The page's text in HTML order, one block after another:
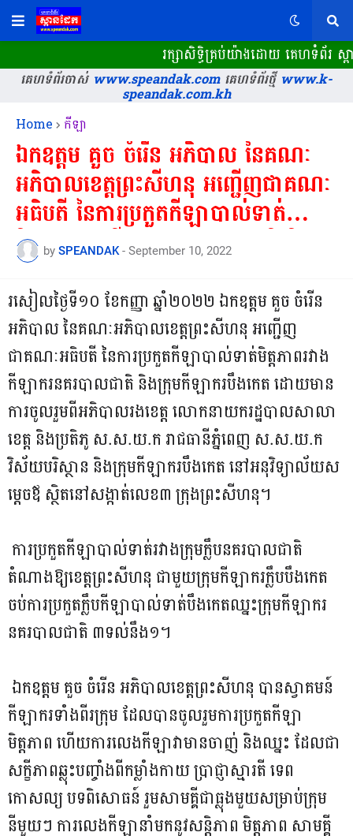
រក្សាសិទ្ធិគ្រប់យ៉ាងដោយ គេហទំព័រ ស្
គេហទំព័រចាស់www.speandak.comគេហទំព័រថ្មីwww.k-
speandak.com.kh
Home កីឡា
ឯកឧត្តម គួច ចំរើន អភិបាល នៃគណៈ
អភិបាលខេត្តព្រះសីហនុ អញ្ជើញជាគណៈ
អធិបតី នៃការប្រកួតកីឡាបាល់ទាត់
មិត្តភាពរវាងកីឡាករនគរបាលជាតិ និង
ក្រុមកីឡាករបឹងកេត ដោយមានការចូល
រួមពីអភិបាលរងខេត្ត លោកនាយករដ្ឋបាល
សាលាខេត្ត និងប្រតិភូ ស.ស.យ.ក
រាជធានីភ្នំពេញ...
by SPEANDAK - September 10, 2022
រសៀលថ្ងៃទី១០ ខែកញ្ញា ឆ្នាំ២០២២ ឯកឧត្តម គួច ចំរើន
អភិបាល នៃគណៈអភិបាលខេត្តព្រះសីហនុ អញ្ជើញ
ជាគណៈអធិបតី នៃការប្រកួតកីឡាបាល់ទាត់មិត្តភាពរវាង
កីឡាករនគរបាលជាតិ និងក្រុមកីឡាករបឹងកេត ដោយមាន
ការចូលរួមពីអភិបាលរងខេត្ត លោកនាយករដ្ឋបាលសាលា
ខេត្ត និងប្រតិភូ ស.ស.យ.ក រាជធានីភ្នំពេញ ស.ស.យ.ក
វិស័យបរិស្ថាន និងក្រុមកីឡាករបឹងកេត នៅអនុវិទ្យាល័យស
ម្តេចឪ ស្ថិតនៅសង្កាត់លេខ៣ ក្រុងព្រះសីហនុ។
ការប្រកួតកីឡាបាល់ទាត់រវាងក្រុមក្លឹបនគរបាលជាតិ
តំណាងឱ្យខេត្តព្រះសីហនុ ជាមួយក្រុមកីឡាករក្លឹបបឹងកេត
ចប់ការប្រកួតក្លឹបកីឡាបាល់ទាត់បឹងកេតឈ្នះក្រុមកីឡាករ
នគរបាលជាតិ ៣ទល់នឹង១។
ឯកឧត្តម គួច ចំរើន អភិបាលខេត្តព្រះសីហនុ បានស្វាគមន៍
កីឡាករទាំងពីរក្រុម ដែលបានចូលរួមការប្រកួតកីឡា
មិត្តភាព ហើយការលេងកីឡាវាមានចាញ់ និងឈ្នះ ដែលជា
សក្ខីភាពឆ្លុះបញ្ចាំងពីកម្លាំងកាយ ប្រាជ្ញាស្មារតី ទេព
កោសល្យ បទពិសោធន៍ រួមសាមគ្គីជាធ្លុងមួយសម្រាប់ក្រុម
នីមួយៗ ការលេងកីឡានាំមកនូវសន្តិភាព មិត្តភាព សាមគ្គី